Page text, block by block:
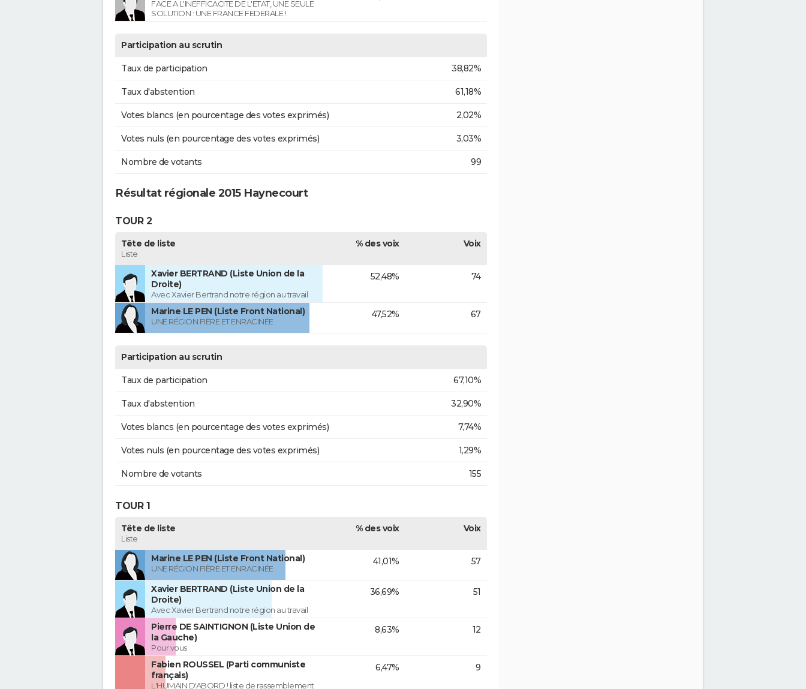
FACE A L'INEFFICACITE DE L'ETAT, UNE SEULE
SOLUTION : UNE FRANCE FEDERALE !
Participation au scrutin
Taux de participation 38,82%
Taux d'abstention 61,18%
Votes blancs (en pourcentage des votes exprimés) 2,02%
Votes nuls (en pourcentage des votes exprimés) 3,03%
Nombre de votants 99
Résultat régionale 2015 Haynecourt
TOUR 2
Tête de liste
Liste
% des voix Voix
Xavier BERTRAND (Liste Union de la
Droite)
Avec Xavier Bertrand notre région au travail
52,48% 74
Marine LE PEN (Liste Front National)
UNE RÉGION FIÈRE ET ENRACINÉE
47,52% 67
Participation au scrutin
Taux de participation 67,10%
Taux d'abstention 32,90%
Votes blancs (en pourcentage des votes exprimés) 7,74%
Votes nuls (en pourcentage des votes exprimés) 1,29%
Nombre de votants 155
TOUR 1
Tête de liste
Liste
% des voix Voix
Marine LE PEN (Liste Front National)
UNE RÉGION FIÈRE ET ENRACINÉE
41,01% 57
Xavier BERTRAND (Liste Union de la
Droite)
Avec Xavier Bertrand notre région au travail
36,69% 51
Pierre DE SAINTIGNON (Liste Union de
la Gauche)
Pour vous
8,63% 12
Fabien ROUSSEL (Parti communiste
français)
L'HUMAIN D'ABORD ! liste de rassemblement
6,47% 9